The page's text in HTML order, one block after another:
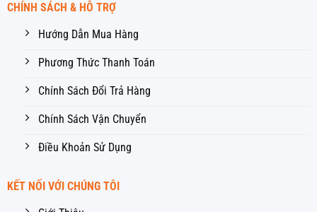
CHÍNH SÁCH & HỖ TRỢ
Hướng Dẫn Mua Hàng
Phương Thức Thanh Toán
Chính Sách Đổi Trả Hàng
Chính Sách Vận Chuyển
Điều Khoản Sử Dụng
KẾT NỐI VỚI CHÚNG TÔI